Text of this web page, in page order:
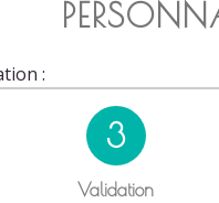
:
3
Validation